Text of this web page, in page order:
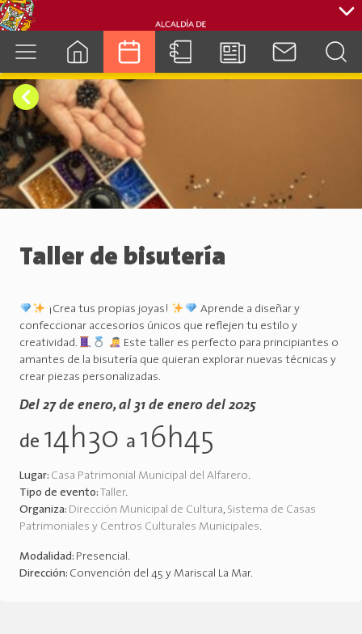
Taller de bisutería
¡Crea tus propias joyas!
Aprende a diseñar y
confeccionar accesorios únicos que reflejen tu estilo y
creatividad.
Este taller es perfecto para principiantes o
amantes de la bisutería que quieran explorar nuevas técnicas y
crear piezas personalizadas.
Del 27 de enero, al 31 de enero del 2025
de 14h30 a 16h45
Lugar: Casa Patrimonial Municipal del Alfarero.
Tipo de evento: Taller.
Organiza: Dirección Municipal de Cultura, Sistema de Casas
Patrimoniales y Centros Culturales Municipales.
Modalidad: Presencial.
Dirección: Convención del 45 y Mariscal La Mar.